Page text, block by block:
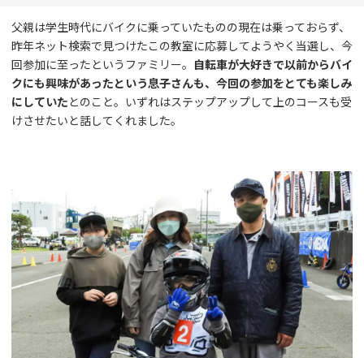
父親は学生時代にバイクに乗っていたものの現在は乗っておらず、
昨年ネット検索で見つけたこの教室に応募してようやく当選し、今
回参加に至ったというファミリー。 自転車が大好きで以前からバイ
クにも興味があったという息子さんも、今回の参加をとても楽しみ
にしていたとのこと。いずれはステップアップして上のコースも受
けさせたいと話してくれました。